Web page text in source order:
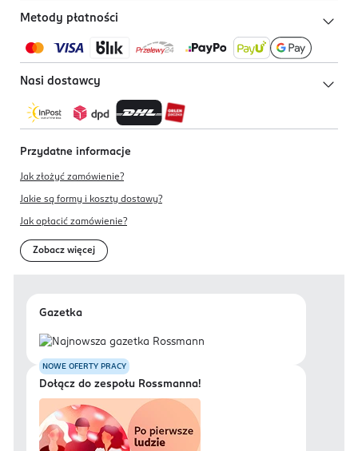
Metody płatności
Nasi dostawcy
Przydatne informacje
Jak złożyć zamówienie?
Jakie są formy i koszty dostawy?
Jak opłacić zamówienie?
Zobacz więcej
Gazetka
NOWE OFERTY PRACY
Dołącz do zespołu Rossmanna!